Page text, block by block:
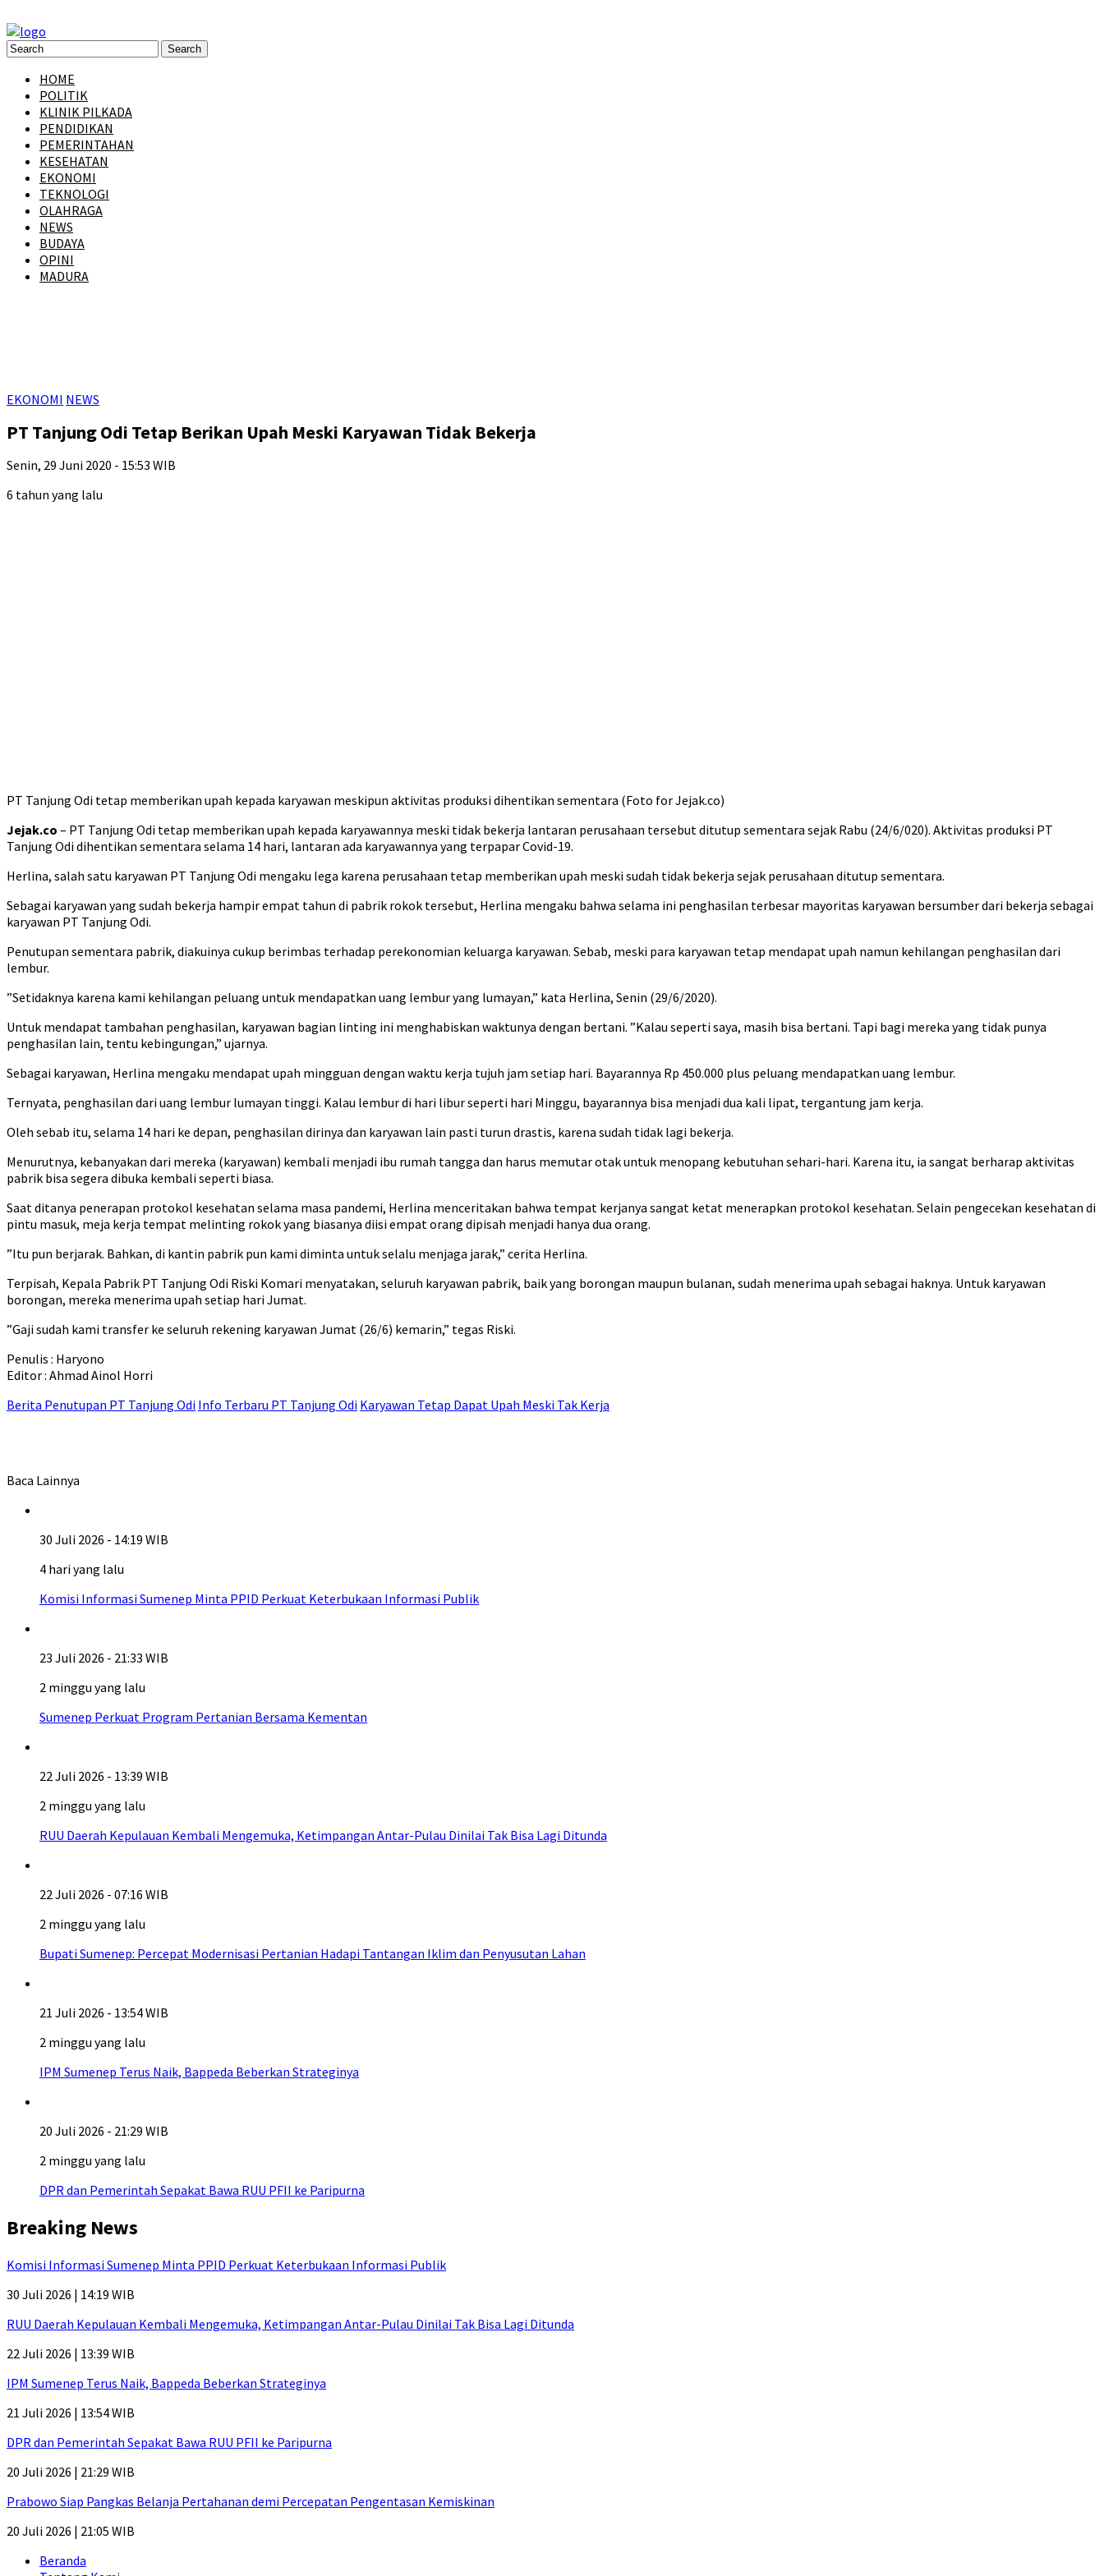
HOME
POLITIK
KLINIK PILKADA
PENDIDIKAN
PEMERINTAHAN
KESEHATAN
EKONOMI
TEKNOLOGI
OLAHRAGA
NEWS
BUDAYA
OPINI
MADURA
EKONOMI NEWS
PT Tanjung Odi Tetap Berikan Upah Meski Karyawan Tidak Bekerja
Senin, 29 Juni 2020 - 15:53 WIB
6 tahun yang lalu
PT Tanjung Odi tetap memberikan upah kepada karyawan meskipun aktivitas produksi dihentikan sementara (Foto for Jejak.co)
Jejak.co – PT Tanjung Odi tetap memberikan upah kepada karyawannya meski tidak bekerja lantaran perusahaan tersebut ditutup sementara sejak Rabu (24/6/020). Aktivitas produksi PT
Tanjung Odi dihentikan sementara selama 14 hari, lantaran ada karyawannya yang terpapar Covid-19.
Herlina, salah satu karyawan PT Tanjung Odi mengaku lega karena perusahaan tetap memberikan upah meski sudah tidak bekerja sejak perusahaan ditutup sementara.
Sebagai karyawan yang sudah bekerja hampir empat tahun di pabrik rokok tersebut, Herlina mengaku bahwa selama ini penghasilan terbesar mayoritas karyawan bersumber dari bekerja sebagai
karyawan PT Tanjung Odi.
Penutupan sementara pabrik, diakuinya cukup berimbas terhadap perekonomian keluarga karyawan. Sebab, meski para karyawan tetap mendapat upah namun kehilangan penghasilan dari
lembur.
”Setidaknya karena kami kehilangan peluang untuk mendapatkan uang lembur yang lumayan,” kata Herlina, Senin (29/6/2020).
Untuk mendapat tambahan penghasilan, karyawan bagian linting ini menghabiskan waktunya dengan bertani. ”Kalau seperti saya, masih bisa bertani. Tapi bagi mereka yang tidak punya
penghasilan lain, tentu kebingungan,” ujarnya.
Sebagai karyawan, Herlina mengaku mendapat upah mingguan dengan waktu kerja tujuh jam setiap hari. Bayarannya Rp 450.000 plus peluang mendapatkan uang lembur.
Ternyata, penghasilan dari uang lembur lumayan tinggi. Kalau lembur di hari libur seperti hari Minggu, bayarannya bisa menjadi dua kali lipat, tergantung jam kerja.
Oleh sebab itu, selama 14 hari ke depan, penghasilan dirinya dan karyawan lain pasti turun drastis, karena sudah tidak lagi bekerja.
Menurutnya, kebanyakan dari mereka (karyawan) kembali menjadi ibu rumah tangga dan harus memutar otak untuk menopang kebutuhan sehari-hari. Karena itu, ia sangat berharap aktivitas
pabrik bisa segera dibuka kembali seperti biasa.
Saat ditanya penerapan protokol kesehatan selama masa pandemi, Herlina menceritakan bahwa tempat kerjanya sangat ketat menerapkan protokol kesehatan. Selain pengecekan kesehatan di
pintu masuk, meja kerja tempat melinting rokok yang biasanya diisi empat orang dipisah menjadi hanya dua orang.
”Itu pun berjarak. Bahkan, di kantin pabrik pun kami diminta untuk selalu menjaga jarak,” cerita Herlina.
Terpisah, Kepala Pabrik PT Tanjung Odi Riski Komari menyatakan, seluruh karyawan pabrik, baik yang borongan maupun bulanan, sudah menerima upah sebagai haknya. Untuk karyawan
borongan, mereka menerima upah setiap hari Jumat.
”Gaji sudah kami transfer ke seluruh rekening karyawan Jumat (26/6) kemarin,” tegas Riski.
Penulis : Haryono
Editor : Ahmad Ainol Horri
Berita Penutupan PT Tanjung Odi Info Terbaru PT Tanjung Odi Karyawan Tetap Dapat Upah Meski Tak Kerja
Baca Lainnya
30 Juli 2026 - 14:19 WIB
4 hari yang lalu
Komisi Informasi Sumenep Minta PPID Perkuat Keterbukaan Informasi Publik
23 Juli 2026 - 21:33 WIB
2 minggu yang lalu
Sumenep Perkuat Program Pertanian Bersama Kementan
22 Juli 2026 - 13:39 WIB
2 minggu yang lalu
RUU Daerah Kepulauan Kembali Mengemuka, Ketimpangan Antar-Pulau Dinilai Tak Bisa Lagi Ditunda
22 Juli 2026 - 07:16 WIB
2 minggu yang lalu
Bupati Sumenep: Percepat Modernisasi Pertanian Hadapi Tantangan Iklim dan Penyusutan Lahan
21 Juli 2026 - 13:54 WIB
2 minggu yang lalu
IPM Sumenep Terus Naik, Bappeda Beberkan Strateginya
20 Juli 2026 - 21:29 WIB
2 minggu yang lalu
DPR dan Pemerintah Sepakat Bawa RUU PFII ke Paripurna
Breaking News
Komisi Informasi Sumenep Minta PPID Perkuat Keterbukaan Informasi Publik
30 Juli 2026 | 14:19 WIB
RUU Daerah Kepulauan Kembali Mengemuka, Ketimpangan Antar-Pulau Dinilai Tak Bisa Lagi Ditunda
22 Juli 2026 | 13:39 WIB
IPM Sumenep Terus Naik, Bappeda Beberkan Strateginya
21 Juli 2026 | 13:54 WIB
DPR dan Pemerintah Sepakat Bawa RUU PFII ke Paripurna
20 Juli 2026 | 21:29 WIB
Prabowo Siap Pangkas Belanja Pertahanan demi Percepatan Pengentasan Kemiskinan
20 Juli 2026 | 21:05 WIB
Beranda